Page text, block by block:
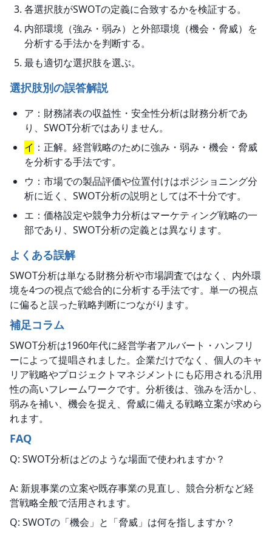
各選択肢がSWOTの定義に合致するかを検証する。
内部環境（強み・弱み）と外部環境（機会・脅威）を
分析する手法かを判断する。
最も適切な選択肢を選ぶ。
選択肢別の誤答解説
ア：財務諸表の収益性・安全性分析は財務分析であ
り、SWOT分析ではありません。
イ ：正解。経営戦略のために強み・弱み・機会・脅威
を分析する手法です。
ウ：市場での製品評価や位置付けはポジショニング分
析に近く、SWOT分析の説明としては不十分です。
エ：価格設定や競争力分析はマーケティング戦略の一
部であり、SWOT分析の定義とは異なります。
よくある誤解
SWOT分析は単なる財務分析や市場調査ではなく、内外環
境を4つの視点で総合的に分析する手法です。単一の視点
に偏ると誤った戦略判断につながります。
補足コラム
SWOT分析は1960年代に経営学者アルバート・ハンフリ
ーによって提唱されました。企業だけでなく、個人のキャ
リア戦略やプロジェクトマネジメントにも応用される汎用
性の高いフレームワークです。分析後は、強みを活かし、
弱みを補い、機会を捉え、脅威に備える戦略立案が求めら
れます。
FAQ
Q: SWOT分析はどのような場面で使われますか？
A: 新規事業の立案や既存事業の見直し、競合分析など経
営戦略全般で活用されます。
Q: SWOTの「機会」と「脅威」は何を指しますか？